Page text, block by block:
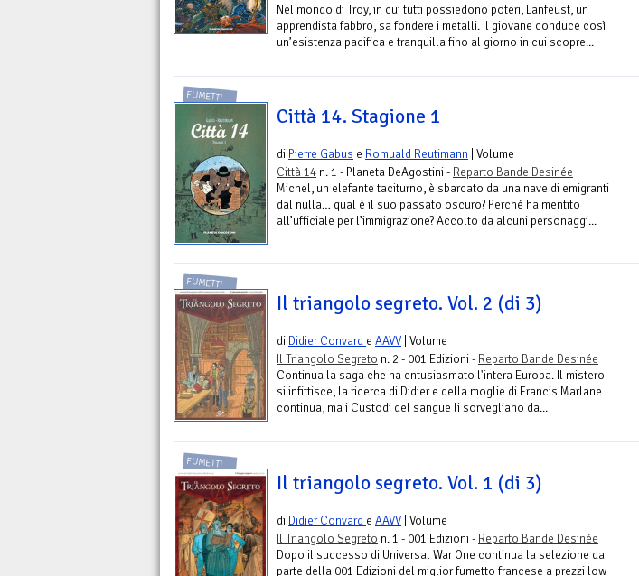
Nel mondo di Troy, in cui tutti possiedono poteri, Lanfeust, un
apprendista fabbro, sa fondere i metalli. Il giovane conduce così
un’esistenza pacifica e tranquilla fino al giorno in cui scopre...
FUMETTI
Città 14. Stagione 1
di Pierre Gabus e Romuald Reutimann | Volume
Città 14 n. 1 - Planeta DeAgostini - Reparto Bande Desinée
Michel, un elefante taciturno, è sbarcato da una nave di emigranti
dal nulla… qual è il suo passato oscuro? Perché ha mentito
all’ufficiale per l’immigrazione? Accolto da alcuni personaggi...
FUMETTI
Il triangolo segreto. Vol. 2 (di 3)
di Didier Convard e AAVV | Volume
Il Triangolo Segreto n. 2 - 001 Edizioni - Reparto Bande Desinée
Continua la saga che ha entusiasmato l'intera Europa. Il mistero
si infittisce, la ricerca di Didier e della moglie di Francis Marlane
continua, ma i Custodi del sangue li sorvegliano da...
FUMETTI
Il triangolo segreto. Vol. 1 (di 3)
di Didier Convard e AAVV | Volume
Il Triangolo Segreto n. 1 - 001 Edizioni - Reparto Bande Desinée
Dopo il successo di Universal War One continua la selezione da
parte della 001 Edizioni del miglior fumetto francese a prezzi low